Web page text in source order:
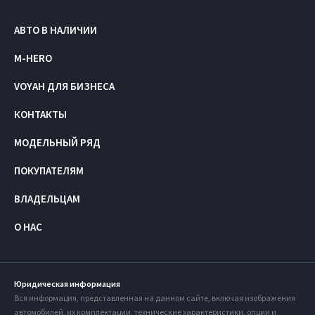
АВТО В НАЛИЧИИ
M-HERO
VOYAH ДЛЯ БИЗНЕСА
КОНТАКТЫ
МОДЕЛЬНЫЙ РЯД
ПОКУПАТЕЛЯМ
ВЛАДЕЛЬЦАМ
О НАС
Юридическая информация
Вся информация, представленная на данном сайте, включая изображения
автомобилей, их комплектации, технические характеристики, опции и